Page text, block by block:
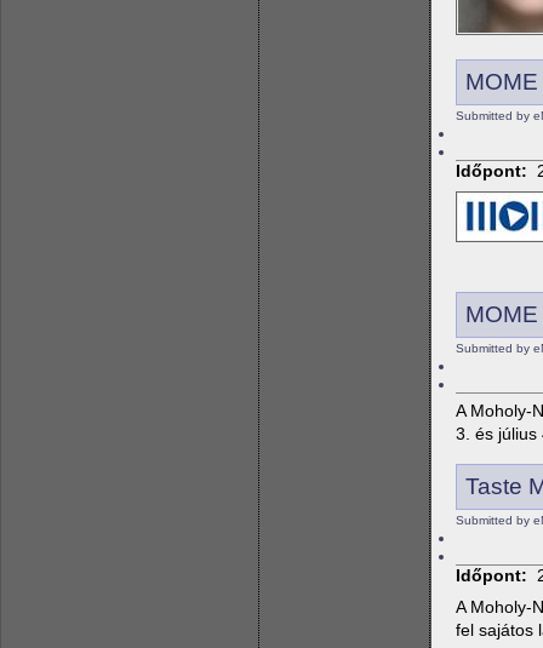
Submitted by
Időpont:
Submitted by
A Moholy-
3. és július
Taste
Submitted by
Időpont:
A Moholy-
fel sajátos